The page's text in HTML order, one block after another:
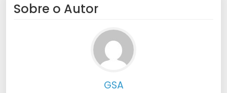
Sobre o Autor
GSA